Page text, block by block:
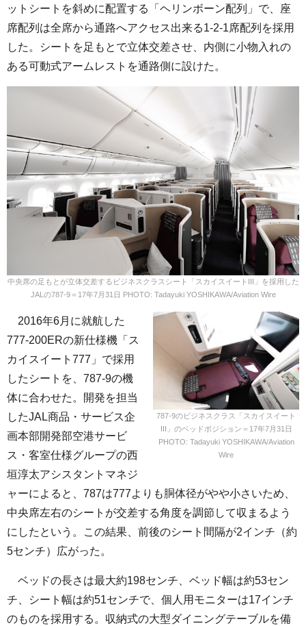
ットシートを斜めに配置する「ヘリンボーン配列」で、座
席配列は全席から通路へアクセス出来る1-2-1席配列を採用
した。シートを足もとで立体交差させ、内側に小物入れの
ある可動式アームレストを通路側に設けた。
中央席の足もとが立体交差するビジネスクラスシート「スカイスイートIII」を採用した
JALの787-9＝17年7月31日 PHOTO: Tadayuki YOSHIKAWA/Aviation Wire
787-9のビジネスクラス「スカイスイート
III」のベッドポジション＝17年7月31日
PHOTO: Tadayuki YOSHIKAWA/Aviation
Wire
2016年6月に就航した
777-200ERの新仕様機「ス
カイスイート777」で採用
したシートを、787-9の機
体に合わせた。開発を担当
したJAL商品・サービス企
画本部開発部空港サービ
ス・客室仕様グループの西
垣淳太アシスタントマネジ
ャーによると、787は777よりも胴体径がやや小さいため、
中央席左右のシートが交差する角度を調節して収まるよう
にしたという。この結果、前後のシート間隔が2インチ（約
5センチ）広がった。
ベッドの長さは最大約198センチ、ベッド幅は約53セン
チ、シート幅は約51センチで、個人用モニターは17インチ
のものを採用する。収納式の大型ダイニングテーブルを備